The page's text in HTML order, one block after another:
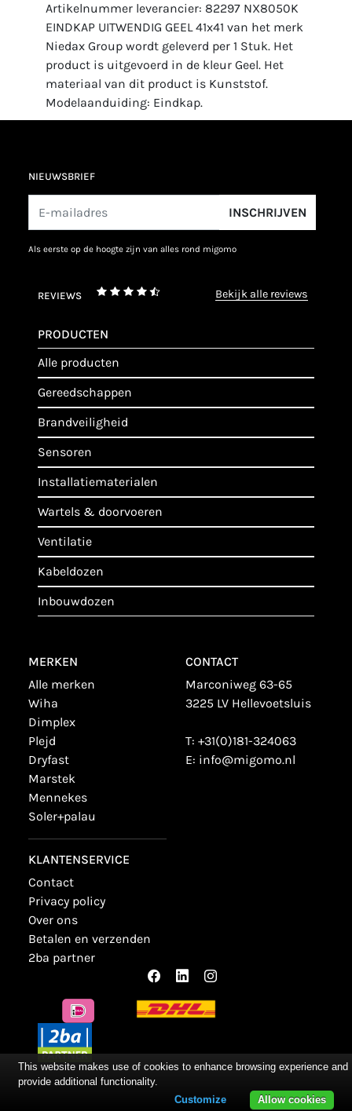
Artikelnummer leverancier: 82297 NX8050K
EINDKAP UITWENDIG GEEL 41x41 van het merk
Niedax Group wordt geleverd per 1 Stuk. Het
product is uitgevoerd in de kleur Geel. Het
materiaal van dit product is Kunststof.
Modelaanduiding: Eindkap.
NIEUWSBRIEF
INSCHRIJVEN
als eerste op de hoogte zijn van alles rond migomo
REVIEWS bekijk alle reviews
PRODUCTEN
alle producten
gereedschappen
brandveiligheid
sensoren
installatiematerialen
wartels & doorvoeren
ventilatie
kabeldozen
inbouwdozen
MERKEN
alle merken
wiha
dimplex
plejd
dryfast
marstek
mennekes
soler+palau
KLANTENSERVICE
contact
privacy policy
over ons
betalen en verzenden
2ba partner
CONTACT
Marconiweg 63-65
3225 LV Hellevoetsluis
T: +31(0)181-324063
E: info@migomo.nl
This website makes use of cookies to enhance browsing experience and
provide additional functionality.
Allow cookies
Customize